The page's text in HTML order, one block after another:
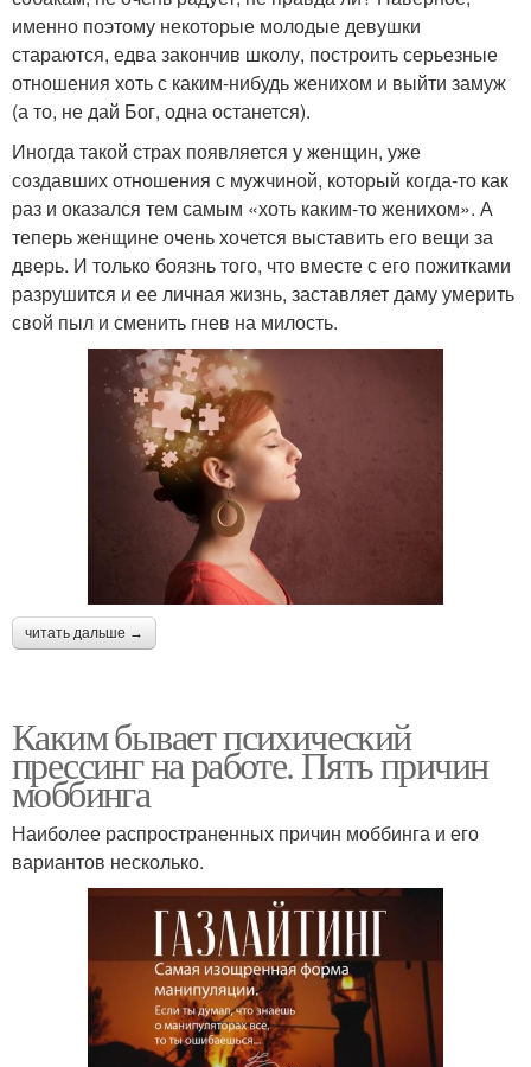
именно поэтому некоторые молодые девушки
стараются, едва закончив школу, построить серьезные
отношения хоть с каким-нибудь женихом и выйти замуж
(а то, не дай Бог, одна останется).
Иногда такой страх появляется у женщин, уже
создавших отношения с мужчиной, который когда-то как
раз и оказался тем самым «хоть каким-то женихом». А
теперь женщине очень хочется выставить его вещи за
дверь. И только боязнь того, что вместе с его пожитками
разрушится и ее личная жизнь, заставляет даму умерить
свой пыл и сменить гнев на милость.
читать дальше →
Каким бывает психический
прессинг на работе. Пять причин
моббинга
Наиболее распространенных причин моббинга и его
вариантов несколько.